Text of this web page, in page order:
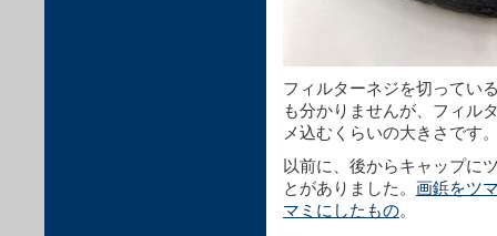
フィルターネジを切ってい
も分かりませんが、フィル
メ込むくらいの大きさです
以前に、後からキャップに
とがありました。 画鋲をツ
マミにしたもの。